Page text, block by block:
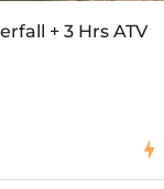
+ 3 Hrs ATV